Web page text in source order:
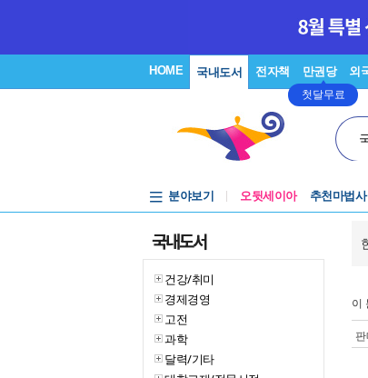
HOME 국내도서 전자책 만권당
첫달무료
외
분야보기 오뒷세이아 추천마법사
국내도서
건강/취미
경제경영
고전
과학
달력/기타
이